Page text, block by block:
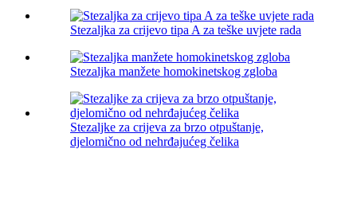
Stezaljka za crijevo tipa A za teške uvjete rada
Stezaljka manžete homokinetskog zgloba
Stezaljke za crijeva za brzo otpuštanje,
djelomično od nehrđajućeg čelika